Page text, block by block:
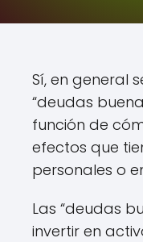
Sí, en general
“deudas
función de
efectos que
personales o
Las “deudas
invertir en